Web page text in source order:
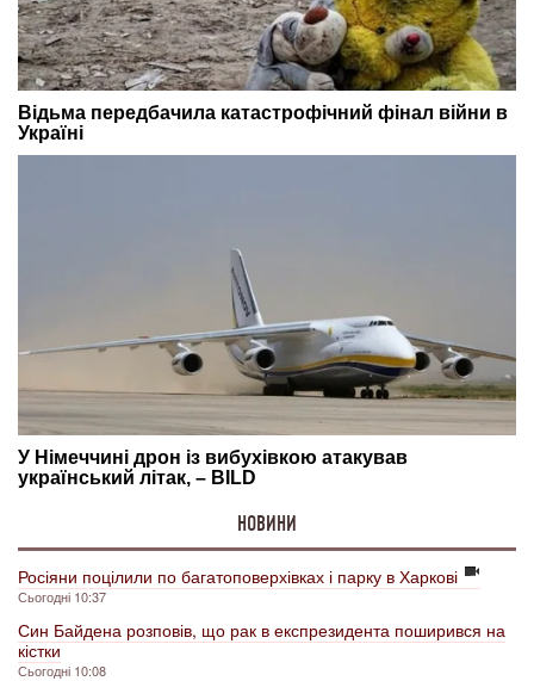
НОВИНИ
Росіяни поцілили по багатоповерхівках і парку в Харкові
Сьогодні 10:37
Син Байдена розповів, що рак в експрезидента поширився на
кістки
Сьогодні 10:08